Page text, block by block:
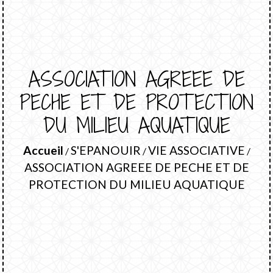
ASSOCIATION AGREEE DE
PECHE ET DE PROTECTION
DU MILIEU AQUATIQUE
Accueil /S'EPANOUIR /VIE ASSOCIATIVE /
ASSOCIATION AGREEE DE PECHE ET DE
PROTECTION DU MILIEU AQUATIQUE